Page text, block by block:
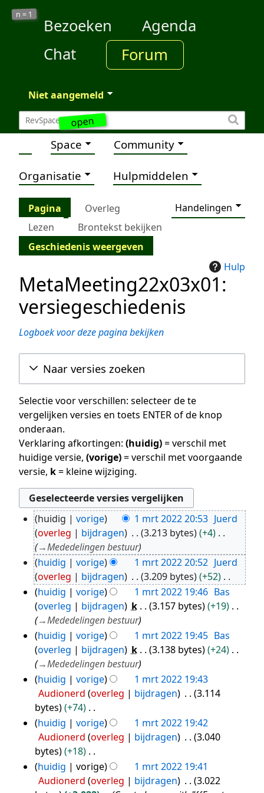
open
n = 1
Bezoeken
Agenda
Chat
Forum
Niet aangemeld
Space Community
Organisatie Hulpmiddelen
Pagina Overleg
Handelingen
Lezen
Brontekst bekijken
Geschiedenis weergeven
Hulp
MetaMeeting22x03x01:
versiegeschiedenis
Logboek voor deze pagina bekijken
Naar versies zoeken
Selectie voor verschillen: selecteer de te
vergelijken versies en toets ENTER of de knop
onderaan.
Verklaring afkortingen: (huidig)= verschil met
huidige versie, (vorige)= verschil met voorgaande
versie, k= kleine wijziging.
1
mrt
2022
huidig vorige 1 mrt 2022 20:53 Juerd
overleg
bijdragen 3.213 bytes
+4
→Mededelingen bestuur
huidig
vorige 1 mrt 2022 20:52 Juerd
overleg
bijdragen 3.209 bytes
+52
G
e
e
n
b
e
w
r
k
i
n
g
s
s
huidig vorige 1 mrt 2022 19:46 Bas
overleg
bijdragen k 3.157 bytes
+19
→Mededelingen bestuur
huidig
vorige 1 mrt 2022 19:45 Bas
overleg
bijdragen k 3.138 bytes
+24
→Mededelingen bestuur
huidig
vorige
1 mrt 2022 19:43
Audionerd overleg bijdragen
3.114
bytes
+74
G
e
n
huidig vorige
1 mrt 2022 19:42
Audionerd overleg bijdragen
3.040
bytes
+18
Ghuidig vorige
1 mrt 2022 19:41
Audionerd overleg bijdragen
3.022